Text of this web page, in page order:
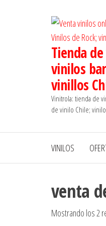
Tienda
vinilos
vinillos
Vinitrola: tienda de
de vinilo Chile;
VINILOS
venta
Mostrando los 2